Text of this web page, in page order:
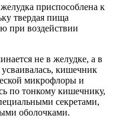
приспособлена к
твердая пища
при воздействии
не в желудке, а в
кишечник
микрофлоры и
по тонкому кишечнику,
секретами,
оболочками.